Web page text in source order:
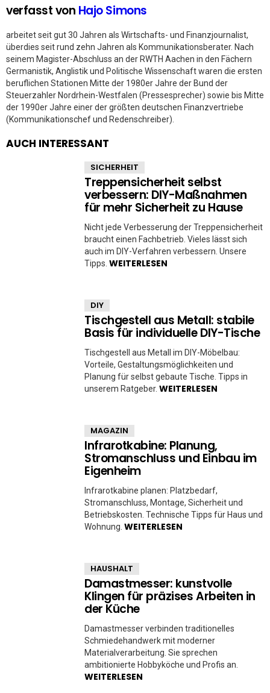
verfasst von Hajo Simons
arbeitet seit gut 30 Jahren als Wirtschafts- und Finanzjournalist,
überdies seit rund zehn Jahren als Kommunikationsberater. Nach
seinem Magister-Abschluss an der RWTH Aachen in den Fächern
Germanistik, Anglistik und Politische Wissenschaft waren die ersten
beruflichen Stationen Mitte der 1980er Jahre der Bund der
Steuerzahler Nordrhein-Westfalen (Pressesprecher) sowie bis Mitte
der 1990er Jahre einer der größten deutschen Finanzvertriebe
(Kommunikationschef und Redenschreiber).
AUCH INTERESSANT
SICHERHEIT
Treppensicherheit selbst
verbessern: DIY-Maßnahmen
für mehr Sicherheit zu Hause
Nicht jede Verbesserung der Treppensicherheit
braucht einen Fachbetrieb. Vieles lässt sich
auch im DIY-Verfahren verbessern. Unsere
Tipps. WEITERLESEN
DIY
Tischgestell aus Metall: stabile
Basis für individuelle DIY-Tische
Tischgestell aus Metall im DIY-Möbelbau:
Vorteile, Gestaltungsmöglichkeiten und
Planung für selbst gebaute Tische. Tipps in
unserem Ratgeber. WEITERLESEN
MAGAZIN
Infrarotkabine: Planung,
Stromanschluss und Einbau im
Eigenheim
Infrarotkabine planen: Platzbedarf,
Stromanschluss, Montage, Sicherheit und
Betriebskosten. Technische Tipps für Haus und
Wohnung. WEITERLESEN
HAUSHALT
Damastmesser: kunstvolle
Klingen für präzises Arbeiten in
der Küche
Damastmesser verbinden traditionelles
Schmiedehandwerk mit moderner
Materialverarbeitung. Sie sprechen
ambitionierte Hobbyköche und Profis an.
WEITERLESEN